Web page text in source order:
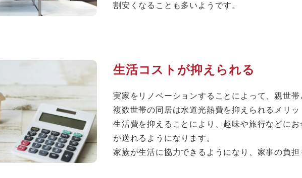
割安くなることも多いようです。
生活コストが抑えられる
実家をリノベーションすることによって、親世帯
複数世帯の同居は水道光熱費を抑えられるメリッ
生活費を抑えることにより、趣味や旅行などに
が送れるようになります。
家族が生活に協力できるようになり、家事の負担